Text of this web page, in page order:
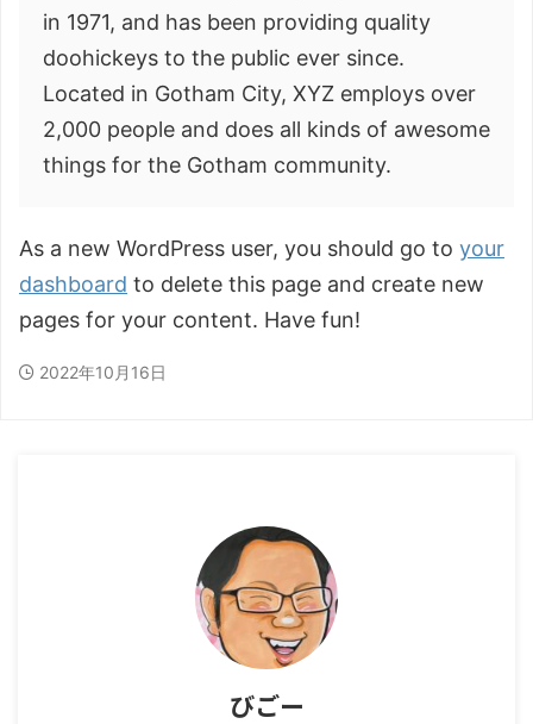
in 1971, and has been providing quality
doohickeys to the public ever since.
Located in Gotham City, XYZ employs over
2,000 people and does all kinds of awesome
things for the Gotham community.
As a new WordPress user, you should go to your
dashboard to delete this page and create new
pages for your content. Have fun!
2022年10月16日
びごー